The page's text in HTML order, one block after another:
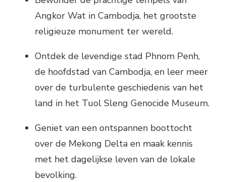
Angkor Wat in Cambodja, het grootste
religieuze monument ter wereld.
Ontdek de levendige stad Phnom Penh,
de hoofdstad van Cambodja, en leer meer
over de turbulente geschiedenis van het
land in het Tuol Sleng Genocide Museum.
Geniet van een ontspannen boottocht
over de Mekong Delta en maak kennis
met het dagelijkse leven van de lokale
bevolking.